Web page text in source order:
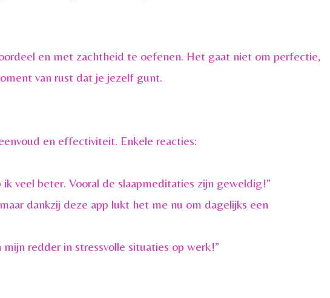
en met zachtheid te oefenen. Het gaat niet om perfectie,
van rust dat je jezelf gunt.
en effectiviteit. Enkele reacties:
ik veel beter. Vooral de slaapmeditaties zijn geweldig!”
dankzij deze app lukt het me nu om dagelijks een
redder in stressvolle situaties op werk!”